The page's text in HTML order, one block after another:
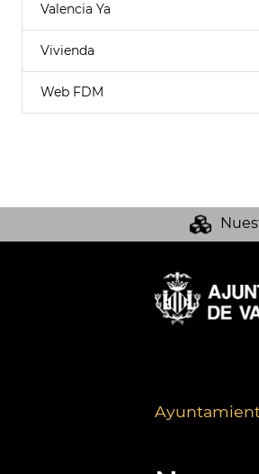
Valencia Ya
Vivienda
Web FDM